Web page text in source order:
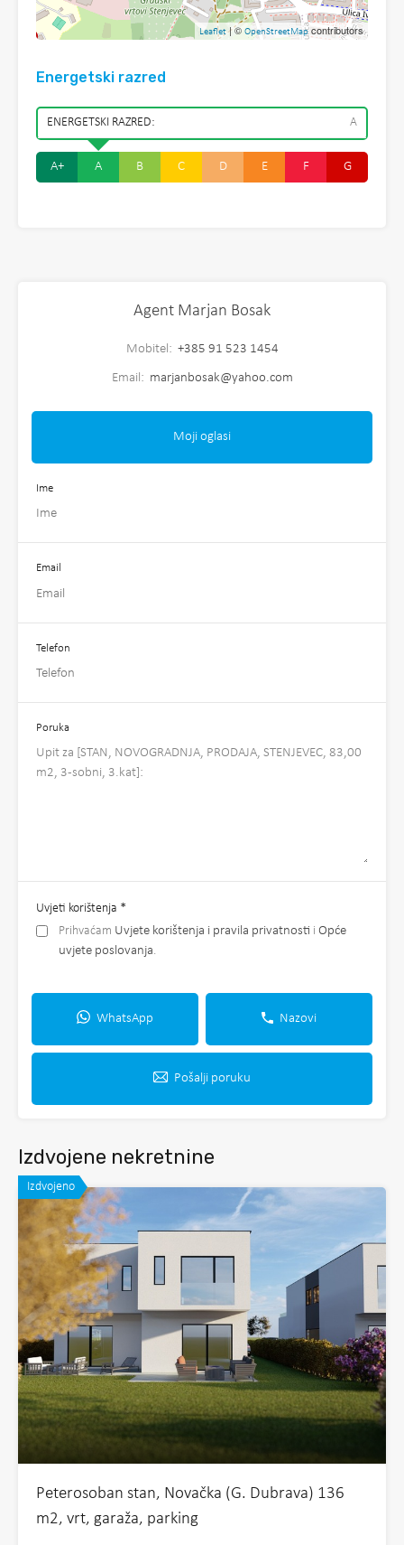
Leaflet| © OpenStreetMapcontributors
Energetski razred
ENERGETSKI RAZRED: A
A+ A B C D E F G
Agent Marjan Bosak
Mobitel: +385 91 523 1454
Email: marjanbosak@yahoo.com
Moji oglasi
Ime
Email
Telefon
Poruka
Uvjeti korištenja *
Prihvaćam Uvjete korištenja i pravila privatnosti i Opće
uvjete poslovanja.
WhatsApp Nazovi
Pošalji poruku
Izdvojene nekretnine
Izdvojeno
Peterosoban stan, Novačka (G. Dubrava) 136
m2, vrt, garaža, parking